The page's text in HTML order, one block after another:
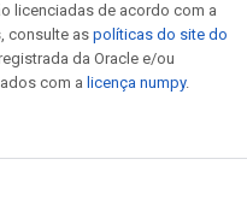
licenciadas de acordo com a
consulte as políticas do site do
da Oracle e/ou
com a licença numpy.